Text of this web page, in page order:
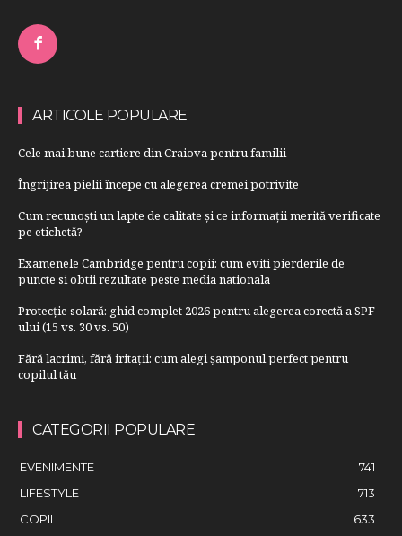
ARTICOLE POPULARE
Cele mai bune cartiere din Craiova pentru familii
Îngrijirea pielii începe cu alegerea cremei potrivite
Cum recunoști un lapte de calitate și ce informații merită verificate
pe etichetă?
Examenele Cambridge pentru copii: cum eviti pierderile de
puncte si obtii rezultate peste media nationala
Protecție solară: ghid complet 2026 pentru alegerea corectă a SPF-
ului (15 vs. 30 vs. 50)
Fără lacrimi, fără iritații: cum alegi șamponul perfect pentru
copilul tău
CATEGORII POPULARE
EVENIMENTE
741
LIFESTYLE
713
COPII
633